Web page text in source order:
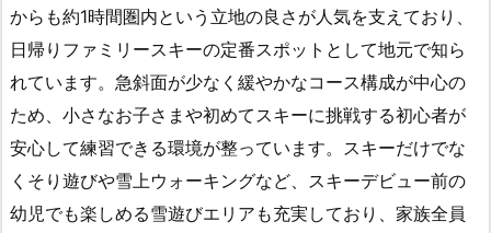
からも約1時間圏内という立地の良さが人気を支えており、
日帰りファミリースキーの定番スポットとして地元で知ら
れています。急斜面が少なく緩やかなコース構成が中心の
ため、小さなお子さまや初めてスキーに挑戦する初心者が
安心して練習できる環境が整っています。スキーだけでな
くそり遊びや雪上ウォーキングなど、スキーデビュー前の
幼児でも楽しめる雪遊びエリアも充実しており、家族全員